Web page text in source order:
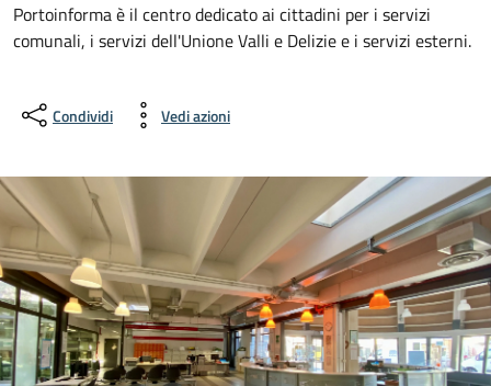
Portoinforma è il centro dedicato ai cittadini per i servizi
comunali, i servizi dell'Unione Valli e Delizie e i servizi esterni.
Condividi Vedi azioni